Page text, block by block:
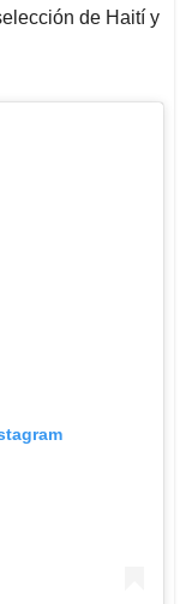
de Haití y